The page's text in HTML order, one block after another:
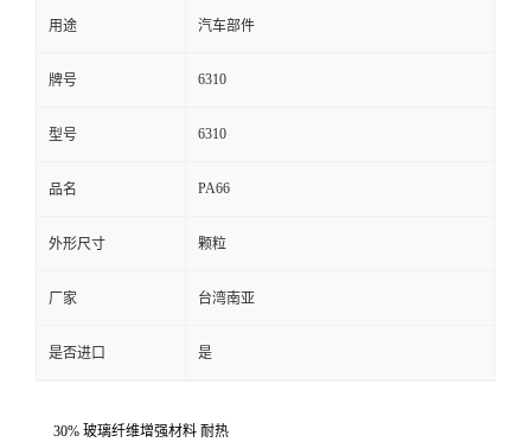
用途 汽车部件
牌号 6310
型号 6310
品名 PA66
外形尺寸 颗粒
厂家 台湾南亚
是否进口 是
30% 玻璃纤维增强材料 耐热